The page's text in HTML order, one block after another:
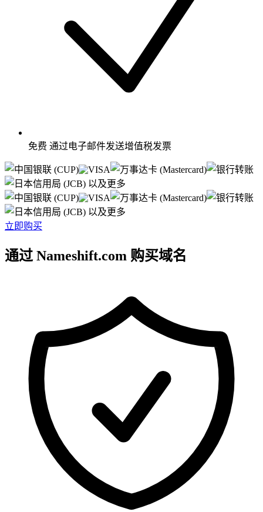
免费 通过电子邮件发送增值税发票
以及更多
以及更多
立即购买
通过 Nameshift.com 购买域名